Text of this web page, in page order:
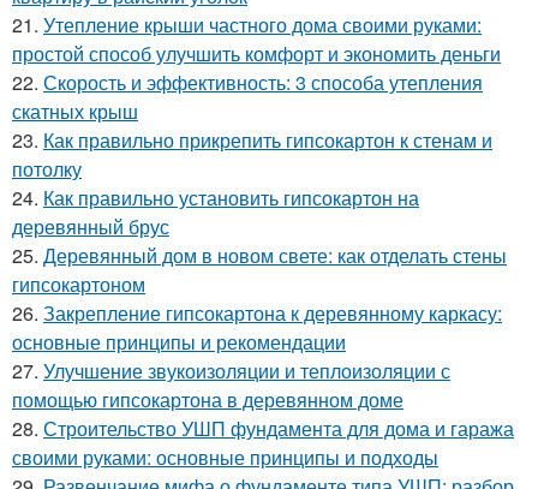
21. Утепление крыши частного дома своими руками:
простой способ улучшить комфорт и экономить деньги
22. Скорость и эффективность: 3 способа утепления
скатных крыш
23. Как правильно прикрепить гипсокартон к стенам и
потолку
24. Как правильно установить гипсокартон на
деревянный брус
25. Деревянный дом в новом свете: как отделать стены
гипсокартоном
26. Закрепление гипсокартона к деревянному каркасу:
основные принципы и рекомендации
27. Улучшение звукоизоляции и теплоизоляции с
помощью гипсокартона в деревянном доме
28. Строительство УШП фундамента для дома и гаража
своими руками: основные принципы и подходы